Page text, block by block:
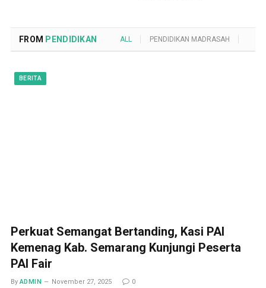
FROM PENDIDIKAN ALL PENDIDIKAN MADRASAH
BERITA
Perkuat Semangat Bertanding, Kasi PAI
Kemenag Kab. Semarang Kunjungi Peserta
PAI Fair
By ADMIN November 27, 2025 0